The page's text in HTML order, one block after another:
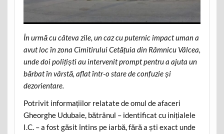
În urmă cu câteva zile, un caz cu puternic impact uman a
avut loc în zona Cimitirului Cetățuia din Râmnicu Vâlcea,
unde doi polițiști au intervenit prompt pentru a ajuta un
bărbat în vârstă, aflat într-o stare de confuzie și
dezorientare.
Potrivit informațiilor relatate de omul de afaceri
Gheorghe Udubaie, bătrânul – identificat cu inițialele
I.C. – a fost găsit întins pe iarbă, fără a ști exact unde